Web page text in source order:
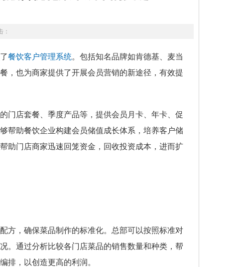
：
餐饮客户管理系统。包括知名品牌如肯德基、麦当
，也为商家提供了开展会员营销的新途径，有效提
门店套餐、季度产品等，提供会员月卡、年卡、促
帮助餐饮企业构建会员储值成长体系，培养客户储
助门店商家迅速回笼资金，回收投资成本，进而扩
方，确保菜品制作的标准化。总部可以按照标准对
。通过分析比较各门店菜品的销售数量和种类，帮
排，以创造更高的利润。